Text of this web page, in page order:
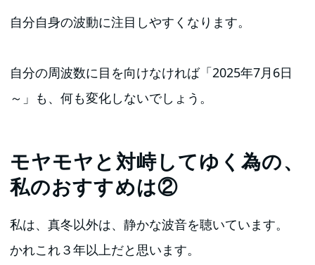
自分自身の波動に注目しやすくなります。
自分の周波数に目を向けなければ「2025年7月6日
～」も、何も変化しないでしょう。
モヤモヤと対峙してゆく為の、
私のおすすめは②
私は、真冬以外は、静かな波音を聴いています。
かれこれ３年以上だと思います。